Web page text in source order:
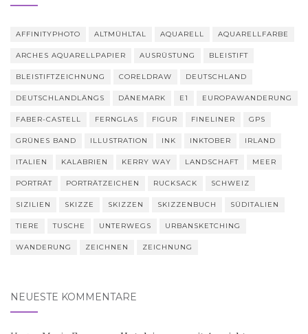
AFFINITYPHOTO ALTMÜHLTAL AQUARELL AQUARELLFARBE
ARCHES AQUARELLPAPIER AUSRÜSTUNG BLEISTIFT
BLEISTIFTZEICHNUNG CORELDRAW DEUTSCHLAND
DEUTSCHLANDLÄNGS DÄNEMARK E1 EUROPAWANDERUNG
FABER-CASTELL FERNGLAS FIGUR FINELINER GPS
GRÜNES BAND ILLUSTRATION INK INKTOBER IRLAND
ITALIEN KALABRIEN KERRY WAY LANDSCHAFT MEER
PORTRÄT PORTRÄTZEICHEN RUCKSACK SCHWEIZ
SIZILIEN SKIZZE SKIZZEN SKIZZENBUCH SÜDITALIEN
TIERE TUSCHE UNTERWEGS URBANSKETCHING
WANDERUNG ZEICHNEN ZEICHNUNG
NEUESTE KOMMENTARE